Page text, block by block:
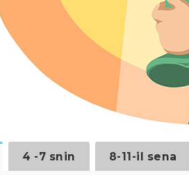
4 -7 snin 8-11-il sena